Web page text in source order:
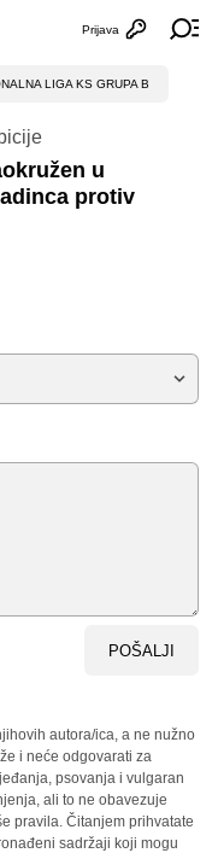
Otvori
Prijava
LIGA KS GRUPA B
u
protiv
POŠALJI
autora/ica, a ne nužno
i neće odgovarati za
psovanja i vulgaran
ali to ne obavezuje
pravila. Čitanjem prihvatate
sadržaji koji mogu